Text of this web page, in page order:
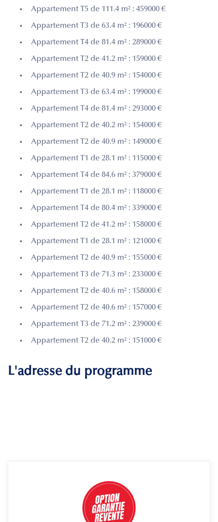
Appartement T5 de 111.4 m² : 459000 €
Appartement T3 de 63.4 m² : 196000 €
Appartement T4 de 81.4 m² : 289000 €
Appartement T2 de 41.2 m² : 159000 €
Appartement T2 de 40.9 m² : 154000 €
Appartement T3 de 63.4 m² : 199000 €
Appartement T4 de 81.4 m² : 293000 €
Appartement T2 de 40.2 m² : 154000 €
Appartement T2 de 40.9 m² : 149000 €
Appartement T1 de 28.1 m² : 115000 €
Appartement T4 de 84.6 m² : 379000 €
Appartement T1 de 28.1 m² : 118000 €
Appartement T4 de 80.4 m² : 339000 €
Appartement T2 de 41.2 m² : 158000 €
Appartement T1 de 28.1 m² : 121000 €
Appartement T2 de 40.9 m² : 155000 €
Appartement T3 de 71.3 m² : 233000 €
Appartement T2 de 40.6 m² : 158000 €
Appartement T2 de 40.6 m² : 157000 €
Appartement T3 de 71.2 m² : 239000 €
Appartement T2 de 40.2 m² : 151000 €
L'adresse du programme